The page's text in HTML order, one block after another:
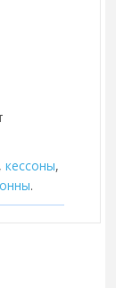
, кессоны,
.